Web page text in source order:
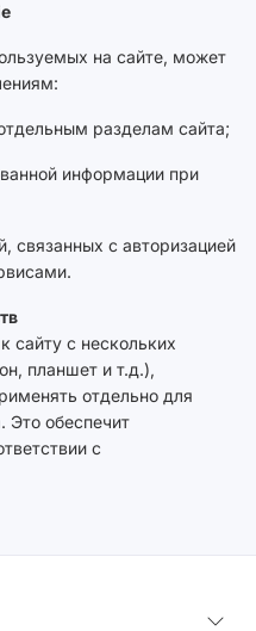
на сайте, может
разделам сайта;
информации при
связанных с авторизацией
сайту с нескольких
планшет и т.д.),
отдельно для
Это обеспечит
с